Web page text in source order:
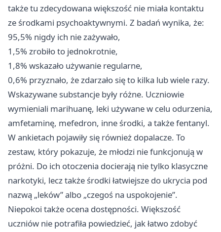
także tu zdecydowana większość nie miała kontaktu
ze środkami psychoaktywnymi. Z badań wynika, że:
95,5% nigdy ich nie zażywało,
1,5% zrobiło to jednokrotnie,
1,8% wskazało używanie regularne,
0,6% przyznało, że zdarzało się to kilka lub wiele razy.
Wskazywane substancje były różne. Uczniowie
wymieniali marihuanę, leki używane w celu odurzenia,
amfetaminę, mefedron, inne środki, a także fentanyl.
W ankietach pojawiły się również dopalacze. To
zestaw, który pokazuje, że młodzi nie funkcjonują w
próżni. Do ich otoczenia docierają nie tylko klasyczne
narkotyki, lecz także środki łatwiejsze do ukrycia pod
nazwą „leków” albo „czegoś na uspokojenie”.
Niepokoi także ocena dostępności. Większość
uczniów nie potrafiła powiedzieć, jak łatwo zdobyć